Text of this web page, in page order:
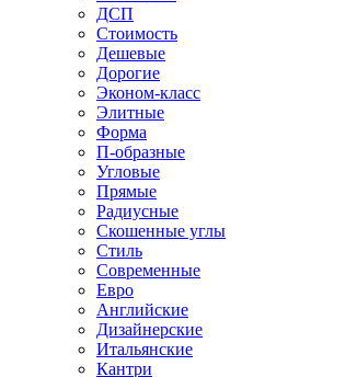
ДСП
Стоимость
Дешевые
Дорогие
Эконом-класс
Элитные
Форма
П-образные
Угловые
Прямые
Радиусные
Скошенные углы
Стиль
Современные
Евро
Английские
Дизайнерские
Итальянские
Кантри